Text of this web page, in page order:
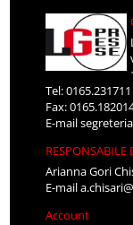
Tel: 0165.231711
Fax:
E-mail
RESPONSABILE
Arianna Gori
E-mail
Account